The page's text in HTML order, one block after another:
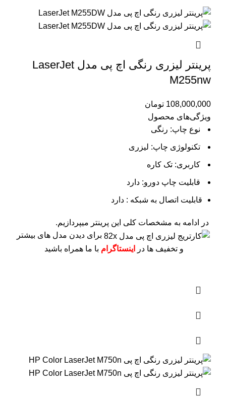
پرینتر لیزری رنگی اچ پی مدل LaserJet
M255nw
108,000,000 تومان
ویژگی‌های محصول
نوع چاپ: رنگی
تکنولوژی چاپ: لیزری
کاربری: تک کاره
قابلیت چاپ دورو: دارد
قابلیت اتصال به شبکه : دارد
در ادامه به مشخصات کلی این پرینتر میپردازیم.
برای دیدن مدل های بیشتر
و تخفیف ها در
اینستاگرام با ما همراه باشید